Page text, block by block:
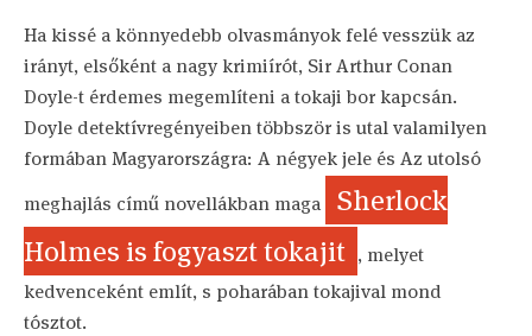
Ha kissé a könnyedebb olvasmányok felé vesszük az
irányt, elsőként a nagy krimiírót, Sir Arthur Conan
Doyle-t érdemes megemlíteni a tokaji bor kapcsán.
Doyle detektívregényeiben többször is utal valamilyen
formában Magyarországra: A négyek jele és Az utolsó
meghajlás című novellákban maga
Sherlock
Holmes is fogyaszt tokajit , melyet
kedvenceként említ, s poharában tokajival mond
tósztot.